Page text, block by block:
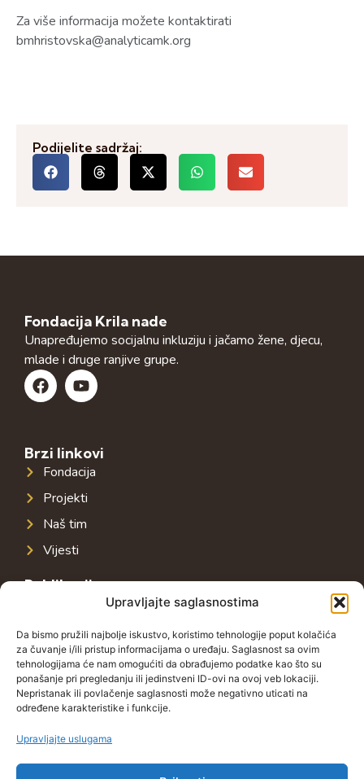
Upravljajte saglasnostima
Da bismo pružili najbolje iskustvo, koristimo tehnologije poput kolačića
za čuvanje i/ili pristup informacijama o uređaju. Saglasnost sa ovim
tehnologijama će nam omogućiti da obrađujemo podatke kao što su
ponašanje pri pregledanju ili jedinstveni ID-ovi na ovoj veb lokaciji.
Nepristanak ili povlačenje saglasnosti može negativno uticati na
određene karakteristike i funkcije.
Upravljajte uslugama
Za više informacija možete kontaktirati
bmhristovska@analyticamk.org
Podijelite sadržaj:
Fondacija Krila nade
Unapređujemo socijalnu inkluziju i jačamo žene, djecu,
mlade i druge ranjive grupe.
Brzi linkovi
Fondacija
Projekti
Naš tim
Vijesti
Publikacije
Javna infrastruktura u jugoistočnoj Evropi
Javni dug u jugoistočnoj Evropi
Porezni sistem u jugoistočnoj Evropi
Javno-privatna partnerstva u jugoistočnoj Evropi
Kontakt
Grbavička 32, 71000 Sarajevo
+38762772591